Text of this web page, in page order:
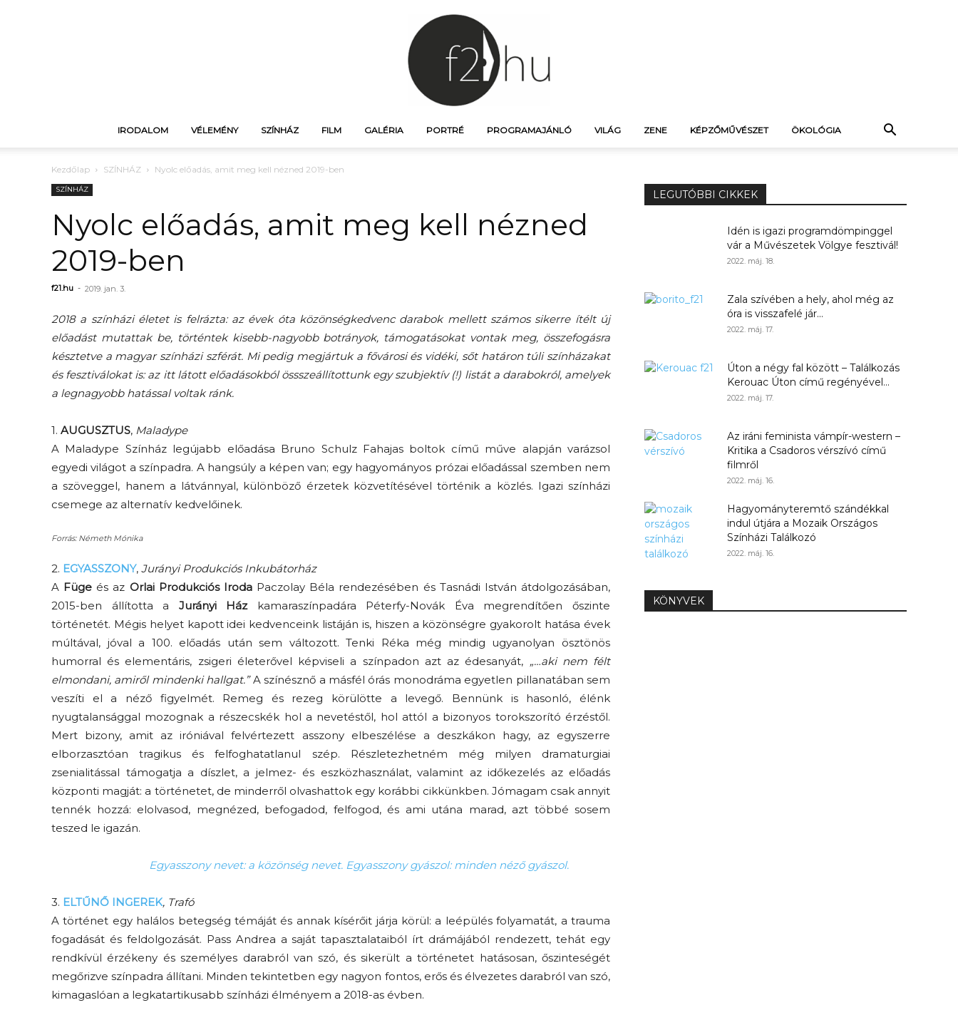
A
IRODALOM VÉLEMÉNY SZÍNHÁZ FILM GALÉRIA PORTRÉ PROGRAMAJÁNLÓ VILÁG ZENE KÉPZŐMŰVÉSZET ÖKOLÓGIA
Kezdőlap SZÍNHÁZ Nyolc előadás, amit meg kell nézned 2019-ben
SZÍNHÁZ
Nyolc előadás, amit meg kell nézned
2019-ben
f21.hu - 2019. jan. 3.
2018 a színházi életet is felrázta: az évek óta közönségkedvenc darabok mellett számos sikerre ítélt új
előadást mutattak be, történtek kisebb-nagyobb botrányok, támogatásokat vontak meg, összefogásra
késztetve a magyar színházi szférát. Mi pedig megjártuk a fővárosi és vidéki, sőt határon túli színházakat
és fesztiválokat is: az itt látott előadásokból össszeállítottunk egy szubjektív (!) listát a darabokról, amelyek
a legnagyobb hatással voltak ránk.
1. AUGUSZTUS, Maladype
A Maladype Színház legújabb előadása Bruno Schulz Fahajas boltok című műve alapján varázsol
egyedi világot a színpadra. A hangsúly a képen van; egy hagyományos prózai előadással szemben nem
a szöveggel, hanem a látvánnyal, különböző érzetek közvetítésével történik a közlés. Igazi színházi
csemege az alternatív kedvelőinek.
Forrás: Németh Mónika
2. EGYASSZONY, Jurányi Produkciós Inkubátorház
A Füge és az Orlai Produkciós IrodaPaczolay Béla rendezésében és Tasnádi István átdolgozásában,
2015-ben állította a Jurányi Házkamaraszínpadára Péterfy-Novák Éva megrendítően őszinte
történetét. Mégis helyet kapott idei kedvenceink listáján is, hiszen a közönségre gyakorolt hatása évek
múltával, jóval a 100. előadás után sem változott. Tenki Réka még mindig ugyanolyan ösztönös
humorral és elementáris, zsigeri életerővel képviseli a színpadon azt az édesanyát, „…aki nem félt
elmondani, amiről mindenki hallgat.”A színésznő a másfél órás monodráma egyetlen pillanatában sem
veszíti el a néző figyelmét. Remeg és rezeg körülötte a levegő. Bennünk is hasonló, élénk
nyugtalansággal mozognak a részecskék hol a nevetéstől, hol attól a bizonyos torokszorító érzéstől.
Mert bizony, amit az iróniával felvértezett asszony elbeszélése a deszkákon hagy, az egyszerre
elborzasztóan tragikus és felfoghatatlanul szép. Részletezhetném még milyen dramaturgiai
zsenialitással támogatja a díszlet, a jelmez- és eszközhasználat, valamint az időkezelés az előadás
központi magját: a történetet, de minderről olvashattok egy korábbi cikkünkben. Jómagam csak annyit
tennék hozzá: elolvasod, megnézed, befogadod, felfogod, és ami utána marad, azt többé sosem
teszed le igazán.
Egyasszony nevet: a közönség nevet. Egyasszony gyászol: minden néző gyászol.
3. ELTŰNŐ INGEREK, Trafó
A történet egy halálos betegség témáját és annak kísérőit járja körül: a leépülés folyamatát, a trauma
fogadását és feldolgozását. Pass Andrea a saját tapasztalataiból írt drámájából rendezett, tehát egy
rendkívül érzékeny és személyes darabról van szó, és sikerült a történetet hatásosan, őszinteségét
megőrizve színpadra állítani. Minden tekintetben egy nagyon fontos, erős és élvezetes darabról van szó,
kimagaslóan a legkatartikusabb színházi élményem a 2018-as évben.
LEGUTÓBBI CIKKEK
Idén is igazi programdömpinggel
vár a Művészetek Völgye fesztivál!
2022. máj. 18.
Zala szívében a hely, ahol még az
óra is visszafelé jár...
2022. máj. 17.
Úton a négy fal között – Találkozás
Kerouac Úton című regényével...
2022. máj. 17.
Az iráni feminista vámpír-western –
Kritika a Csadoros vérszívó című
filmről
2022. máj. 16.
Hagyományteremtő szándékkal
indul útjára a Mozaik Országos
Színházi Találkozó
2022. máj. 16.
KÖNYVEK